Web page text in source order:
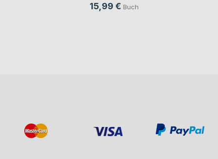
15,99 € Buch